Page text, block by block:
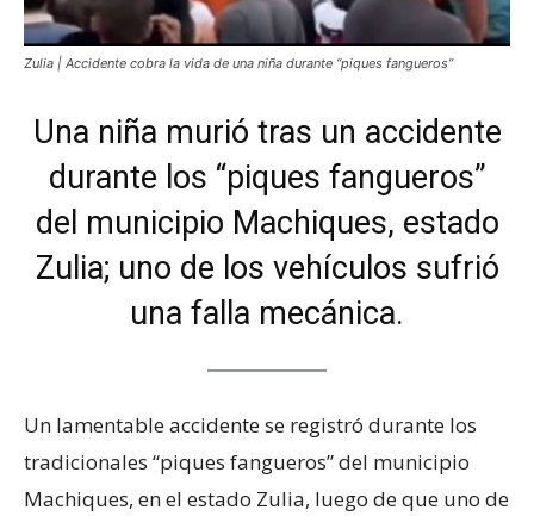
Zulia | Accidente cobra la vida de una niña durante “piques fangueros”
Una niña murió tras un accidente
durante los “piques fangueros”
del municipio Machiques, estado
Zulia; uno de los vehículos sufrió
una falla mecánica.
Un lamentable accidente se registró durante los
tradicionales “piques fangueros” del municipio
Machiques, en el estado Zulia, luego de que uno de